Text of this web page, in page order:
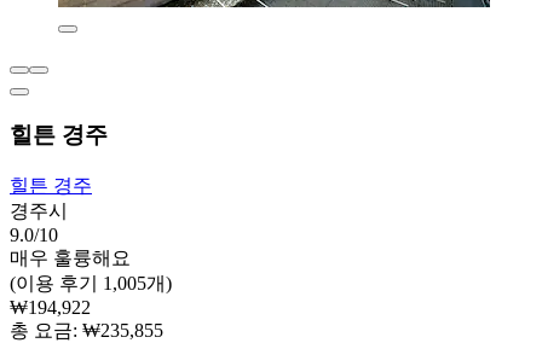
힐튼 경주
힐튼 경주
경주시
9.0/10
매우 훌륭해요
(이용 후기 1,005개)
₩194,922
총 요금: ₩235,855